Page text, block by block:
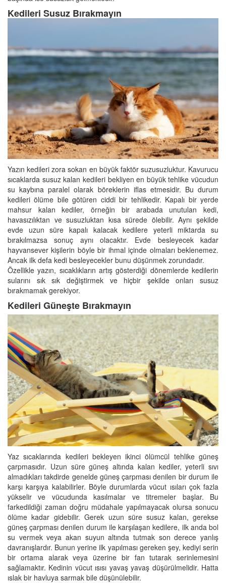
Kedileri Susuz Bırakmayın
Yazın kedileri zora sokan en büyük faktör suzusuzluktur. Kavurucu
sıcaklarda susuz kalan kedileri bekliyen en büyük tehlike vücudun
su kaybına paralel olarak böreklerin iflas etmesidir. Bu durum
kedileri ölüme bile götüren ciddi bir tehlikedir. Kapalı bir yerde
mahsur kalan kediler, örneğin bir arabada unutulan kedi,
havasızılıktan ve susuzluktan kısa sürede ölebilir. Aynı şekilde
evde uzun süre kapalı kalacak kedilere yeterli miktarda su
bırakılmazsa sonuç aynı olacaktır. Evde besleyecek kadar
hayvansever kişilerin böyle bir ihmal içinde olmaları beklenemez.
Ancak ilk defa kedi besleyecekler bunu düşünmek zorundadır.
Özellikle yazın, sıcaklıkların artış gösterdiği dönemlerde kedilerin
sularını sık sık değiştirmek ve hiçbir şekilde onları susuz
bırakmamak gerekiyor.
Kedileri Güneşte Bırakmayın
Yaz sıcaklarında kedileri bekleyen ikinci ölümcül tehlike güneş
çarpmasıdır. Uzun süre güneş altında kalan kediler, yeterli sıvı
almadıkları takdirde genelde güneş çarpması denilen bir durum ile
karşı karşıya kalabilirler. Böyle durumlarda vücut ısıları çok fazla
yükselir ve vücudunda kasılmalar ve titremeler başlar. Bu
farkedildiği zaman doğru müdahale yapılmayacak olursa sonucu
ölüme kadar gidebilir. Gerek uzun süre susuz kalan, gerekse
güneş çarpması denilen durum ile karşılaşan kedilere, ilk anda bol
su vermek veya akan suyun altında tutmak son derece yanlış
davranışlardır. Bunun yerine ilk yapılması gereken şey, kediyi serin
bir ortama alarak veya üzerine bir fan tutarak serinlemesini
sağlamaktır. Kedinin vücut ısısı yavaş yavaş düşürülmelidir. Hatta
ıslak bir havluya sarmak bile düşünülebilir.